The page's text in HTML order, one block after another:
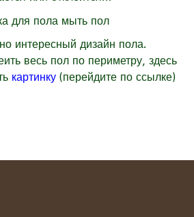
интересный дизайн пола.
весь пол по периметру, здесь
картинку (перейдите по ссылке)